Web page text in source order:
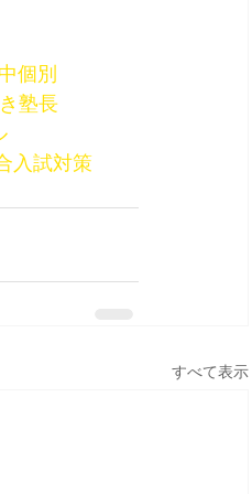
個別
塾長
入試対策
すべて表示